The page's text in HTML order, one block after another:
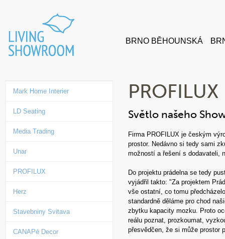
BRNO BĚHOUNSKÁ
Mark Home Interier
LD Seating
Media Trading
Unar
PROFILUX
Herz
Stavebniny Svitava
CANAPé Decor
PROFILUX
Světlo našeho
Firma PROFILUX je českým
prostor. Nedávno si tedy sami
možností a řešení s dodavateli,
Do projektu prádelna se tedy
vyjádřil takto: "Za projektem
vše ostatní, co tomu
standardně děláme pro chod
zbytku kapacity mozku. Proto
reálu poznat, prozkoumat,
přesvědčen, že si může prostor